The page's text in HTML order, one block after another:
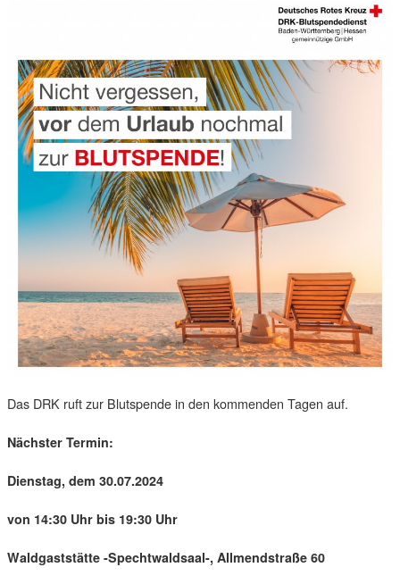
Das DRK ruft zur Blutspende in den kommenden Tagen auf.
Nächster Termin:
Dienstag, dem 30.07.2024
von 14:30 Uhr bis 19:30 Uhr
Waldgaststätte -Spechtwaldsaal-, Allmendstraße 60